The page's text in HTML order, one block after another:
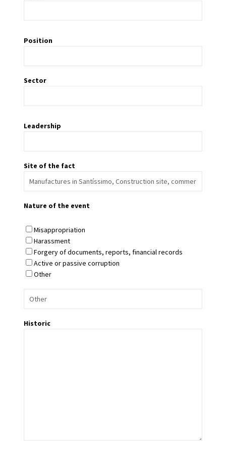
Position
Sector
Leadership
Site of the fact
Nature of the event
Misappropriation
Harassment
Forgery of documents, reports, financial records
Active or passive corruption
Other
Historic